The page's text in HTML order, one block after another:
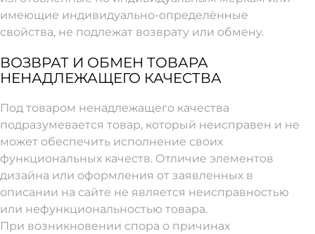
имеющие индивидуально-определённые
свойства, не подлежат возврату или обмену.
ВОЗВРАТ И ОБМЕН ТОВАРА
НЕНАДЛЕЖАЩЕГО КАЧЕСТВА
Под товаром ненадлежащего качества
подразумевается товар, который неисправен и не
может обеспечить исполнение своих
функциональных качеств. Отличие элементов
дизайна или оформления от заявленных в
описании на сайте не является неисправностью
или нефункциональностью товара.
При возникновении спора о причинах